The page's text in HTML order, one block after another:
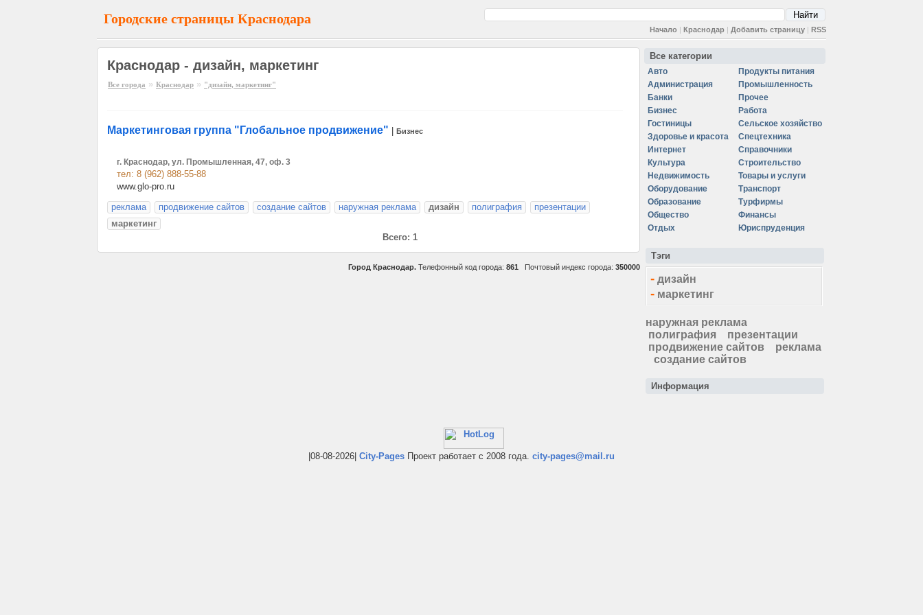
Городские страницы Краснодара
Начало | Краснодар | Добавить страницу | RSS
Краснодар - дизайн, маркетинг
Все города » Краснодар » "дизайн, маркетинг"
Маркетинговая группа "Глобальное продвижение" Бизнес
г. Краснодар, ул. Промышленная, 47, оф. 3
тел: 8 (962) 888-55-88
www.glo-pro.ru
реклама
продвижение сайтов создание сайтов наружная реклама дизайн полиграфия
презентации
маркетинг
Всего: 1
Город Краснодар. Телефонный код города: 861 Почтовый индекс города: 350000
Все категории
Авто
Администрация
Банки
Бизнес
Гостиницы
Здоровье и красота
Интернет
Культура
Недвижимость
Оборудование
Образование
Общество
Отдых
Продукты питания
Промышленность
Прочее
Работа
Сельское хозяйство
Спецтехника
Справочники
Строительство
Товары и услуги
Транспорт
Турфирмы
Финансы
Юриспруденция
Тэги
- дизайн
- маркетинг
наружная реклама
полиграфия
презентации
продвижение сайтов
реклама
создание сайтов
Информация
|08-08-2026| City-Pages Проект работает с 2008 года. city-pages@mail.ru